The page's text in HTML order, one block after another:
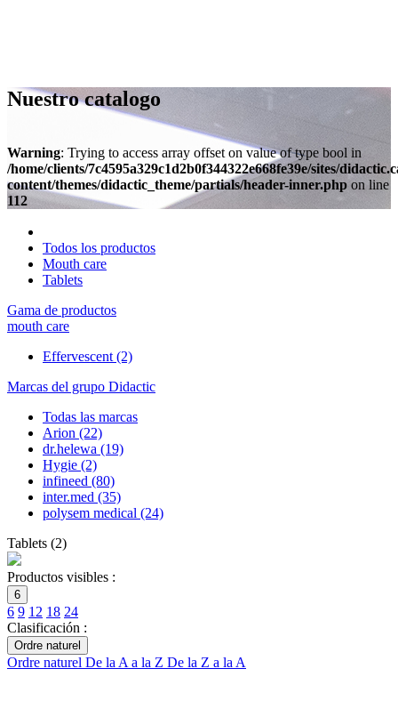
Nuestro catalogo
Warning: Trying to access array offset on value of type bool in
/home/clients/7c4595a329c1d2b0f344322e668fe39e/sites/
content/themes/didactic_theme/partials/header-inner.php on line
112
Todos los productos
Mouth care
Tablets
Gama de productos
mouth care
Effervescent (2)
Marcas del grupo Didactic
Todas las marcas
Arion (22)
dr.helewa (19)
Hygie (2)
infineed (80)
inter.med (35)
polysem medical (24)
Tablets (2)
Productos visibles :
6
6 9 12 18 24
Clasificación :
Ordre naturel
Ordre naturel De la A a la Z De la Z a la A